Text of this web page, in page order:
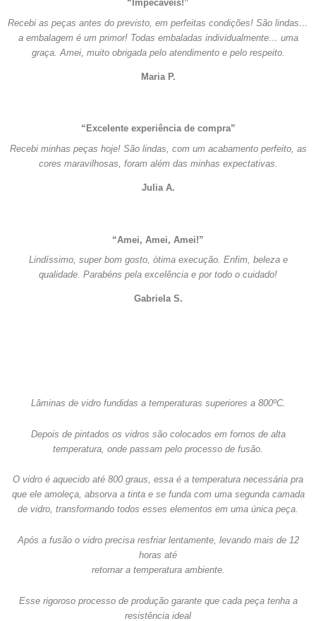
“Impecáveis!”
Recebi as peças antes do previsto, em perfeitas condições! São lindas…
a embalagem é um primor! Todas embaladas individualmente… uma
graça. Amei, muito obrigada pelo atendimento e pelo respeito.
Maria P.
“Excelente experiência de compra”
Recebi minhas peças hoje! São lindas, com um acabamento perfeito, as
cores maravilhosas, foram além das minhas expectativas.
Julia A.
“Amei, Amei, Amei!”
Lindíssimo, super bom gosto, ótima execução. Enfim, beleza e
qualidade. Parabéns pela excelência e por todo o cuidado!
Gabriela S.
Lâminas de vidro fundidas a temperaturas superiores a 800ºC.
Depois de pintados os vidros são colocados em fornos de alta
temperatura, onde passam pelo processo de fusão.
O vidro é aquecido até 800 graus, essa é a temperatura necessária pra
que ele amoleça, absorva a tinta e se funda com uma segunda camada
de vidro, transformando todos esses elementos em uma única peça.
Após a fusão o vidro precisa resfriar lentamente, levando mais de 12
horas até
retornar a temperatura ambiente.
Esse rigoroso processo de produção garante que cada peça tenha a
resistência ideal